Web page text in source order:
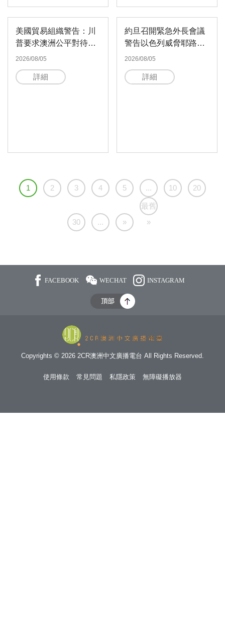
美國貿易組織警告：川
普要求澳洲公平對待受
新聞費用措施影響的科
2026/08/05
詳細
約旦召開緊急外長會議
警告以色列威脅耶路撒
冷伊斯蘭聖地
2026/08/05
詳細
1 2 3 4 5 ... 10 20
30 ... »
最舊
»
FACEBOOK WECHAT INSTAGRAM
Copyrights © 2026 2CR澳洲中文廣播電台 All Rights Reserved.
使用條款 常見問題 私隱政策 無障礙播放器